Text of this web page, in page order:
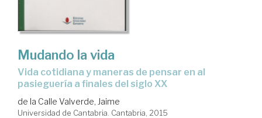
Mudando la vida
vida cotidiana y maneras de pensar en al
pasieguería a finales del siglo XX
de la Calle Valverde, Jaime
Universidad de Cantabria. Cantabria, 2015